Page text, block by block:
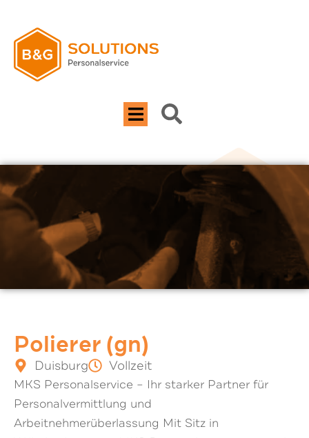
Polierer (gn)
Duisburg Vollzeit
MKS Personalservice – Ihr starker Partner für
Personalvermittlung und
Arbeitnehmerüberlassung Mit Sitz in